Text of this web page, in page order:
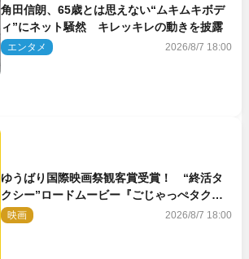
角田信朗、65歳とは思えない“ムキムキボデ
ィ”にネット騒然 キレッキレの動きを披露
エンタメ 2026/8/7 18:00
ゆうばり国際映画祭観客賞受賞！ “終活タ
クシー”ロードムービー『ごじゃっぺタクシ
ー』10月公開＆予告解禁
映画 2026/8/7 18:00